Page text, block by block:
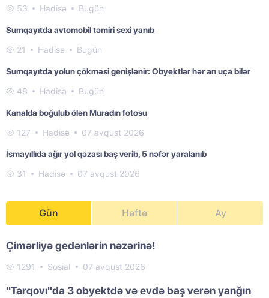
53 Hadisə Bugün
Sumqayıtda avtomobil təmiri sexi yanıb
21 Hadisə Bugün
Sumqayıtda yolun çökməsi genişlənir: Obyektlər hər an uça bilər
48 Hadisə Bugün
Kanalda boğulub ölən Muradın fotosu
127 Hadisə 07 avqust 2026
İsmayıllıda ağır yol qəzası baş verib, 5 nəfər yaralanıb
31 Hadisə 07 avqust 2026
Gün Həftə Ay
Çimərliyə gedənlərin nəzərinə!
1291 Sosial 07 avqust 2026
"Tarqovı"da 3 obyektdə və evdə baş verən yanğın